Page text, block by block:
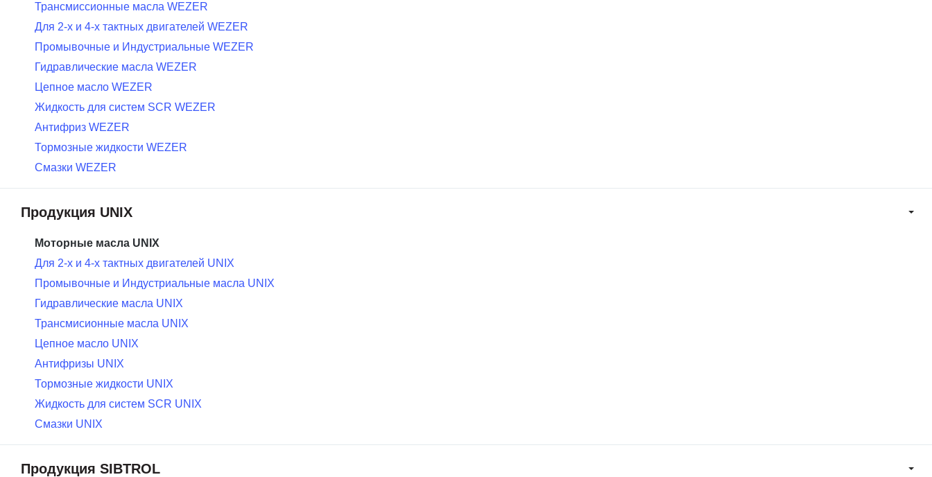
Трансмиссионные масла WEZER
Для 2-х и 4-х тактных двигателей WEZER
Промывочные и Индустриальные WEZER
Гидравлические масла WEZER
Цепное масло WEZER
Жидкость для систем SCR WEZER
Антифриз WEZER
Тормозные жидкости WEZER
Смазки WEZER
Продукция UNIX
Моторные масла UNIX
Для 2-х и 4-х тактных двигателей UNIX
Промывочные и Индустриальные масла UNIX
Гидравлические масла UNIX
Трансмисионные масла UNIX
Цепное масло UNIX
Антифризы UNIX
Тормозные жидкости UNIX
Жидкость для систем SCR UNIX
Смазки UNIX
Продукция SIBTROL